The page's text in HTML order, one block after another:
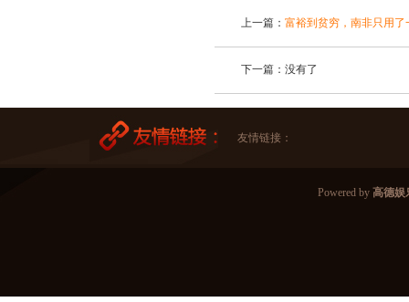
上一篇： 富裕到贫穷，南非只用
下一篇：没有了
友情链接：
Powered by 高德娱